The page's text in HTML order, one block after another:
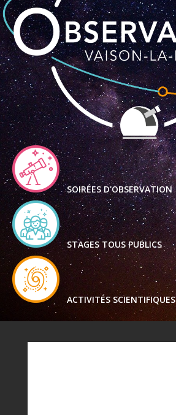
SOIRÉES D'OBSERVATION
STAGES TOUS PUBLICS
ACTIVITÉS SCIENTIFIQUES